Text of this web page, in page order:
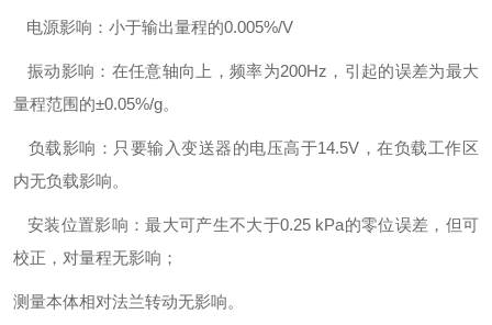
电源影响：小于输出量程的0.005%/V
振动影响：在任意轴向上，频率为200Hz，引起的误差为最大
量程范围的±0.05%/g。
负载影响：只要输入变送器的电压高于14.5V，在负载工作区
内无负载影响。
安装位置影响：最大可产生不大于0.25 kPa的零位误差，但可
校正，对量程无影响；
测量本体相对法兰转动无影响。